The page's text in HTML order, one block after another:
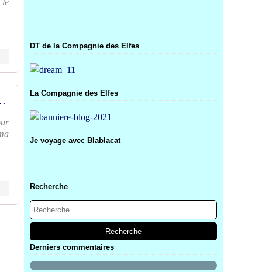
Le creablablablog
DT de la Compagnie des Elfes
La Compagnie des Elfes
Je voyage avec Blablacat
Recherche
Derniers commentaires